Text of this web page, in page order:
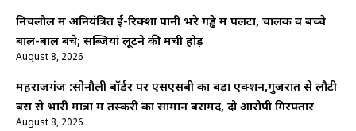
निचलौल में अनियंत्रित ई-रिक्शा पानी भरे गड्ढे में पलटा, चालक व बच्चे
बाल-बाल बचे; सब्जियां लूटने की मची होड़
August 8, 2026
महराजगंज :सोनौली बॉर्डर पर एसएसबी का बड़ा एक्शन,गुजरात से लौटी
बस से भारी मात्रा में तस्करी का सामान बरामद, दो आरोपी गिरफ्तार
August 8, 2026